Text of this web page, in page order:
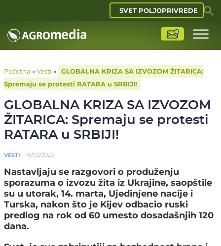
SVET POLJOPRIVREDE
Početna »Vesti »
GLOBALNA KRIZA SA IZVOZOM ŽITARICA:
Spremaju se protesti RATARA u SRBIJI!
GLOBALNA KRIZA SA IZVOZOM
ŽITARICA: Spremaju se protesti
RATARA u SRBIJI!
VESTI 16/03/2023
Nastavljaju se razgovori o produženju
sporazuma o izvozu žita iz Ukrajine, saopštile
su u utorak, 14. marta, Ujedinjene nacije i
Turska, nakon što je Kijev odbacio ruski
predlog na rok od 60 umesto dosadašnjih 120
dana.